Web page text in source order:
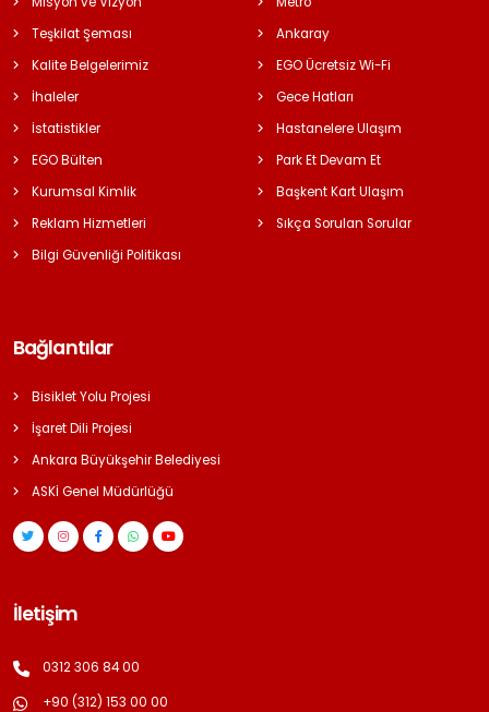
Teşkilat Şeması
Kalite Belgelerimiz
İhaleler
İstatistikler
EGO Bülten
Kurumsal Kimlik
Reklam Hizmetleri
Bilgi Güvenliği Politikası
Ankaray
EGO Ücretsiz Wi-Fi
Gece Hatları
Hastanelere Ulaşım
Park Et Devam Et
Başkent Kart Ulaşım
Sıkça Sorulan Sorular
Bağlantılar
Bisiklet Yolu Projesi
İşaret Dili Projesi
Ankara Büyükşehir Belediyesi
ASKİ Genel Müdürlüğü
İletişim
0312 306 84 00
+90 (312) 153 00 00